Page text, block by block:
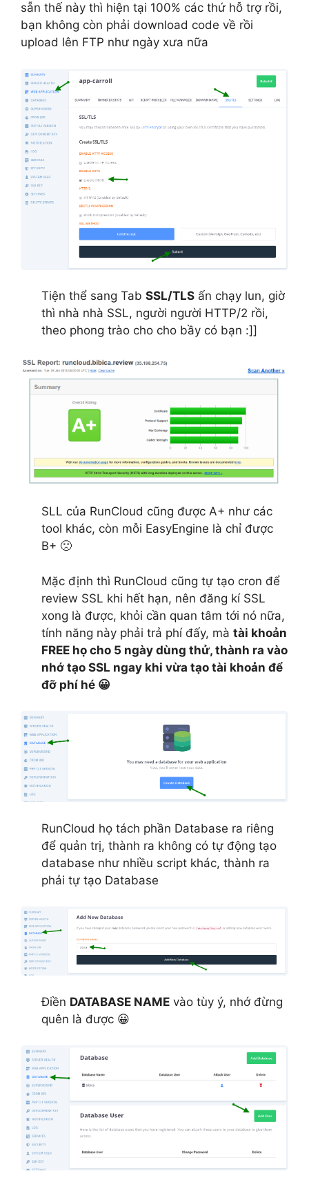
sẵn thế này thì hiện tại 100% các thứ hỗ trợ rồi,
bạn không còn phải download code về rồi
upload lên FTP như ngày xưa nữa
Tiện thể sang Tab SSL/TLS ấn chạy lun, giờ
thì nhà nhà SSL, người người HTTP/2 rồi,
theo phong trào cho cho bầy có bạn :]]
SLL của RunCloud cũng được A+ như các
tool khác, còn mỗi EasyEngine là chỉ được
B+ 🙁
Mặc định thì RunCloud cũng tự tạo cron để
review SSL khi hết hạn, nên đăng kí SSL
xong là được, khỏi cần quan tâm tới nó nữa,
tính năng này phải trả phí đấy, mà tài khoản
FREE họ cho 5 ngày dùng thử, thành ra vào
nhớ tạo SSL ngay khi vừa tạo tài khoản để
đỡ phí hé 😀
RunCloud họ tách phần Database ra riêng
để quản trị, thành ra không có tự động tạo
database như nhiều script khác, thành ra
phải tự tạo Database
Điền DATABASE NAME vào tùy ý, nhớ đừng
quên là được 😀